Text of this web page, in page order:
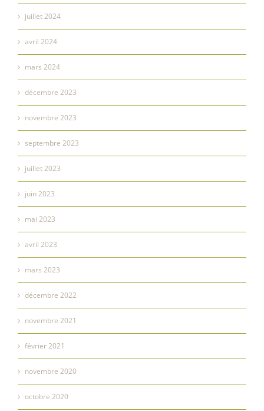
juillet 2024
avril 2024
mars 2024
décembre 2023
novembre 2023
septembre 2023
juillet 2023
juin 2023
mai 2023
avril 2023
mars 2023
décembre 2022
novembre 2021
février 2021
novembre 2020
octobre 2020